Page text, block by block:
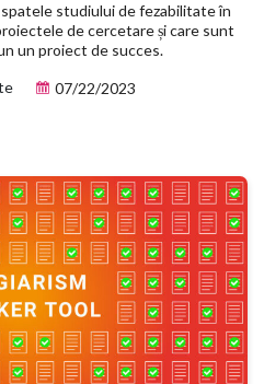
studiului de fezabilitate în
de cercetare și care sunt
un proiect de succes.
07/22/2023